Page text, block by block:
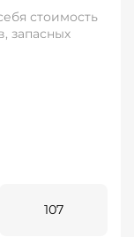
стоимость
запасных
107